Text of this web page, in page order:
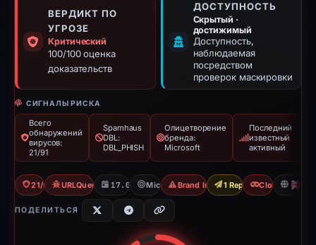
ВЕРДИКТ ПО
УГРОЗЕ
Критический
100/100 оценка
доказательств
ДОСТУПНОСТЬ
Скрытый ·
достижимый
Доступность,
наблюдаемая
посредством
проверок маскировки
СИГНАЛЫ РИСКА
Всего
обнаружений
вирусов:
21/91
Spamhaus
DBL:
DBL_PHISH
Олицетворение
бренда:
Microsoft
Последний
известный
активный
21/91 VTURLQuery: 3 detections
17.05.2026MicrosoftBrand Impersonation
1 Report SentCloaking
ПОДЕЛИТЬСЯ